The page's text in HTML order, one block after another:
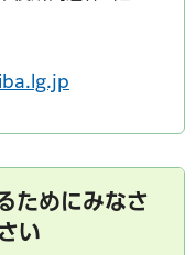
ためにみなさ
い